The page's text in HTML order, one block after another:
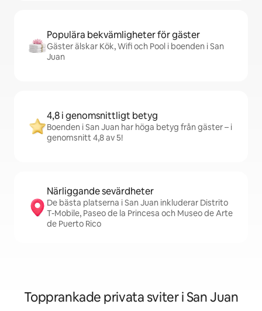
Populära bekvämligheter för gäster
Gäster älskar Kök, Wifi och Pool i boenden i San
Juan
4,8 i genomsnittligt betyg
Boenden i San Juan har höga betyg från gäster – i
genomsnitt 4,8 av 5!
Närliggande sevärdheter
De bästa platserna i San Juan inkluderar Distrito
T-Mobile, Paseo de la Princesa och Museo de Arte
de Puerto Rico
Topprankade privata sviter i San Juan